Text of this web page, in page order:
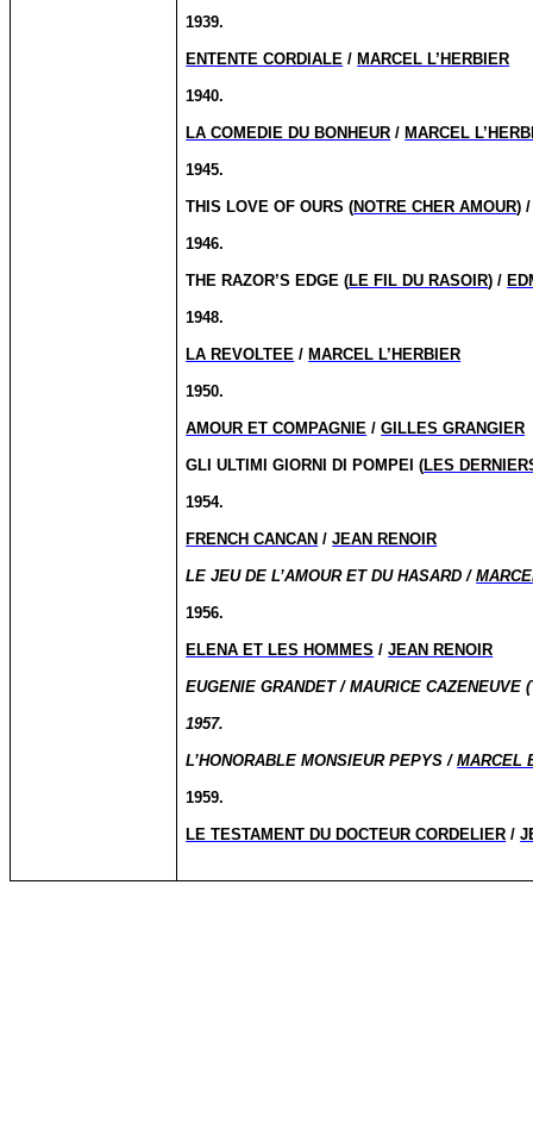
1939.
ENTENTE CORDIALE / MARCEL L’HERBIER
1940.
LA COMEDIE DU BONHEUR / MARCEL
1945.
THIS LOVE OF OURS (NOTRE CHER AMOUR)
1946.
THE RAZOR’S EDGE (LE FIL DU RASOIR) /
1948.
LA REVOLTEE / MARCEL L’HERBIER
1950.
AMOUR ET COMPAGNIE /GILLES GRANGIER
GLI ULTIMI GIORNI DI POMPEI (LES
1954.
FRENCH CANCAN /JEAN RENOIR
LE JEU DE L’AMOUR ET DU HASARD /
1956.
ELENA ET LES HOMMES /JEAN RENOIR
EUGENIE GRANDET / MAURICE CAZENEUVE
1957.
L’HONORABLE MONSIEUR PEPYS /MARCEL
1959.
LE TESTAMENT DU DOCTEUR CORDELIER /